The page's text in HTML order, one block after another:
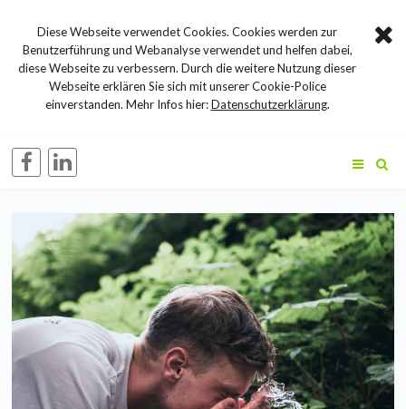
Diese Webseite verwendet Cookies. Cookies werden zur
Benutzerführung und Webanalyse verwendet und helfen dabei,
diese Webseite zu verbessern. Durch die weitere Nutzung dieser
Webseite erklären Sie sich mit unserer Cookie-Police
einverstanden. Mehr Infos hier:Datenschutzerklärung.